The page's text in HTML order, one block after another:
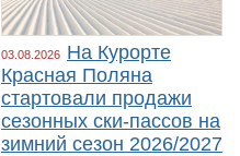
03.08.2026 На Курорте
Красная Поляна
стартовали продажи
сезонных ски-пассов на
зимний сезон 2026/2027